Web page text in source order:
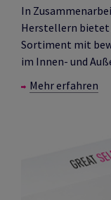
In
Herstellern bietet
Sortiment mit
im Innen- und
Mehr erfahren